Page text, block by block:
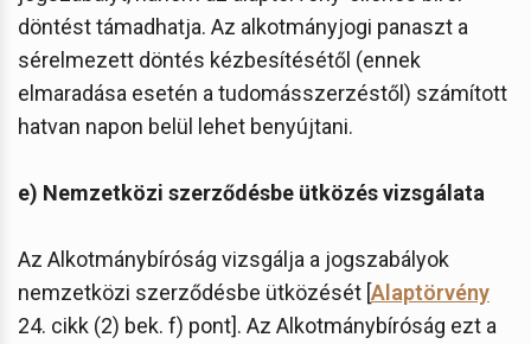
döntést támadhatja. Az alkotmányjogi panaszt a
sérelmezett döntés kézbesítésétől (ennek
elmaradása esetén a tudomásszerzéstől) számított
hatvan napon belül lehet benyújtani.
e) Nemzetközi szerződésbe ütközés vizsgálata
Az Alkotmánybíróság vizsgálja a jogszabályok
nemzetközi szerződésbe ütközését [Alaptörvény
24. cikk (2) bek. f) pont]. Az Alkotmánybíróság ezt a